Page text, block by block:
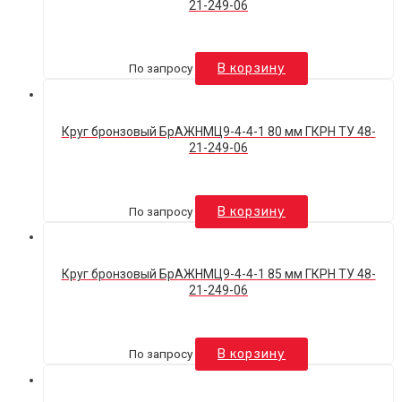
21-249-06
По запросу В корзину
Круг бронзовый БрАЖНМЦ9-4-4-1 80 мм ГКРН ТУ 48-
21-249-06
По запросу В корзину
Круг бронзовый БрАЖНМЦ9-4-4-1 85 мм ГКРН ТУ 48-
21-249-06
По запросу В корзину